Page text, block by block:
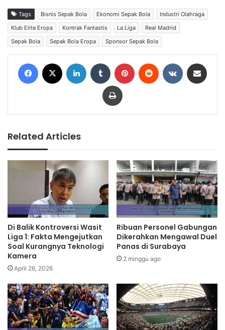
Tags Bisnis Sepak Bola Ekonomi Sepak Bola
Industri Olahraga
Klub Elite Eropa
Kontrak Fantastis La Liga
Real Madrid
Sepak Bola
Sepak Bola Eropa Sponsor Sepak Bola
Print
Related Articles
Di Balik Kontroversi Wasit
Liga 1: Fakta Mengejutkan
Soal Kurangnya Teknologi
Kamera
April 26, 2026
Ribuan Personel Gabungan
Dikerahkan Mengawal Duel
Panas di Surabaya
2 minggu ago